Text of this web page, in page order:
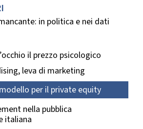
in politica e nei dati
il prezzo psicologico
leva di marketing
per il private equity
nella pubblica
italiana